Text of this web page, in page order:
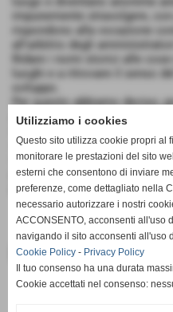
impunemente stravolgere,
rispondono alla vocazione
all'arbitrio degli
Ridare i nomi storici alle
luoghi e a ritrovare il senso
sviluppo.
Per questo abbiamo deciso,
prendere il via le Consulte
schede con la storia di rioni,
vorrebbe far scivolare
più antico, Pollini, di cui
pdf in fondo alla pagina.
Documenti allegati
Utilizziamo i cookies
Questo sito utilizza cookie propri al
monitorare le prestazioni del sito
esterni che consentono di inviare
preferenze, come dettagliato nella
necessario autorizzare i nostri
ACCONSENTO, acconsenti all'uso
navigando il sito acconsenti all'uso
Cookie Policy - Privacy Policy
Il tuo consenso ha una durata
Cookie accettati nel consenso: